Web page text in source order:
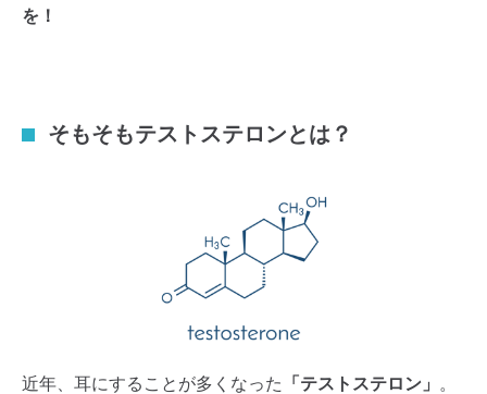
を！
そもそもテストステロンとは？
近年、耳にすることが多くなった 「テストステロン」
。